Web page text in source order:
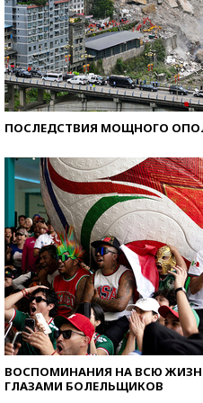
ПОСЛЕДСТВИЯ МОЩНОГО
ВОСПОМИНАНИЯ НА ВСЮ
ГЛАЗАМИ БОЛЕЛЬЩИКОВ